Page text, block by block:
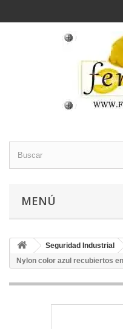
MENÚ
Seguridad Industrial
Nylon color azul recubiertos